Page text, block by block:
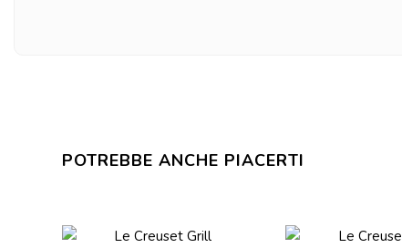
POTREBBE ANCHE PIACERTI